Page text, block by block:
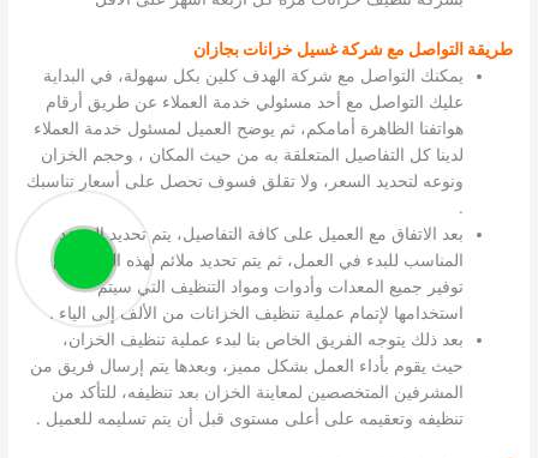
طريقة التواصل مع شركة غسيل خزانات بجازان
يمكنك التواصل مع شركة الهدف كلين بكل سهولة، في البداية
عليك التواصل مع أحد مسئولي خدمة العملاء عن طريق أرقام
هواتفنا الظاهرة أمامكم، ثم يوضح العميل لمسئول خدمة العملاء
لدينا كل التفاصيل المتعلقة به من حيث المكان ، وحجم الخزان
ونوعه لتحديد السعر، ولا تقلق فسوف تحصل على أسعار تناسبك
.
بعد الاتفاق مع العميل على كافة التفاصيل، يتم تحديد الموعد
المناسب للبدء في العمل، ثم يتم تحديد ملائم لهذه المهمة مع
توفير جميع المعدات وأدوات ومواد التنظيف التي سيتم
استخدامها لإتمام عملية تنظيف الخزانات من الألف إلى الياء .
بعد ذلك يتوجه الفريق الخاص بنا لبدء عملية تنظيف الخزان،
حيث يقوم بأداء العمل بشكل مميز، وبعدها يتم إرسال فريق من
المشرفين المتخصصين لمعاينة الخزان بعد تنظيفه، للتأكد من
تنظيفه وتعقيمه على أعلى مستوى قبل أن يتم تسليمه للعميل .